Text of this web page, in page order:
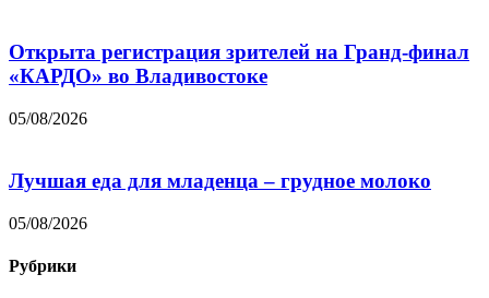
Открыта регистрация зрителей на Гранд-финал
«КАРДО» во Владивостоке
05/08/2026
Лучшая еда для младенца – грудное молоко
05/08/2026
Рубрики